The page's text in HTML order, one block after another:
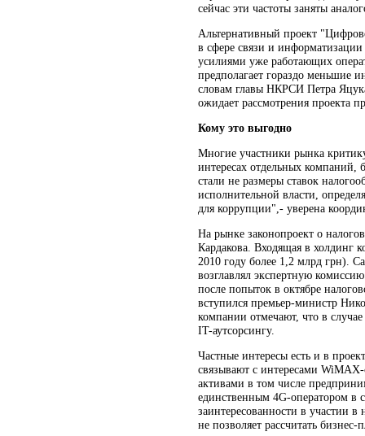
сейчас эти частоты заняты
Альтернативный проект
в сфере связи и
усилиями уже работающих
предполагает гораздо
словам главы НКРСИ Петра
ожидает рассмотрения проекта
Кому это выгодно
Многие участники рынка
интересах отдельных компаний,
стали не размеры ставок
исполнительной власти,
для коррупции",- уверена
На рынке законопроект о
Кардакова. Входящая в холдинг
2010 году более 1,2 млрд грн).
возглавлял экспертную
после попыток в октябре
вступился премьер-министр
компании отмечают, что в
IT-аутсорсингу.
Частные интересы есть и в
связывают с интересами
активами в том числе
единственным 4G-оператором в
заинтересованности в участии в
не позволяет рассчитать бизнес-